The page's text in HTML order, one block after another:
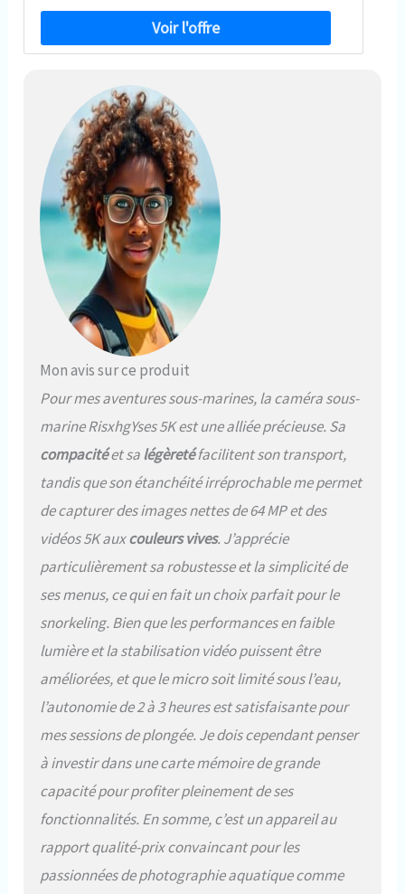
Mon avis sur ce produit
Pour mes aventures sous-marines, la caméra sous-
marine RisxhgYses 5K est une alliée précieuse. Sa
compacitéet salégèretéfacilitent son transport,
tandis que son étanchéité irréprochable me permet
de capturer des images nettes de 64 MP et des
vidéos 5K auxcouleurs vives. J’apprécie
particulièrement sa robustesse et la simplicité de
ses menus, ce qui en fait un choix parfait pour le
snorkeling. Bien que les performances en faible
lumière et la stabilisation vidéo puissent être
améliorées, et que le micro soit limité sous l’eau,
l’autonomie de 2 à 3 heures est satisfaisante pour
mes sessions de plongée. Je dois cependant penser
à investir dans une carte mémoire de grande
capacité pour profiter pleinement de ses
fonctionnalités. En somme, c’est un appareil au
rapport qualité-prix convaincant pour les
passionnées de photographie aquatique comme